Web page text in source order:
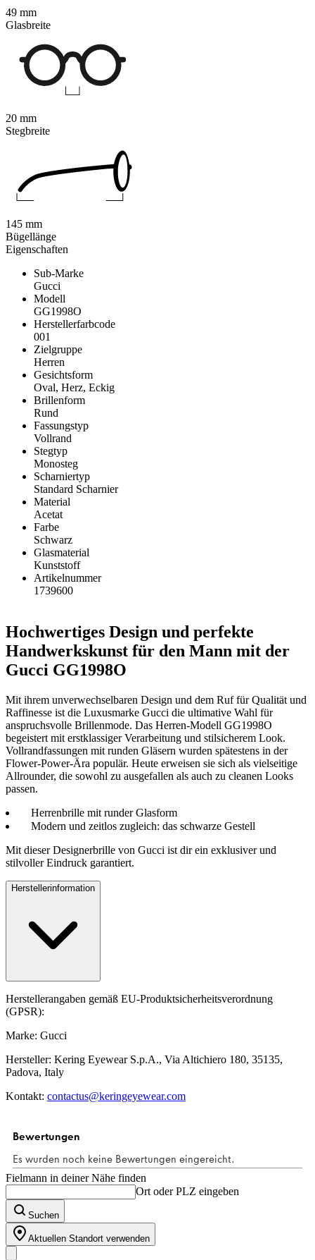
Eigenschaften
Sub-Marke
Gucci
Modell
GG1998O
Herstellerfarbcode
001
Zielgruppe
Herren
Gesichtsform
Oval, Herz, Eckig
Brillenform
Rund
Fassungstyp
Vollrand
Stegtyp
Monosteg
Scharniertyp
Standard Scharnier
Material
Acetat
Farbe
Schwarz
Glasmaterial
Kunststoff
Artikelnummer
1739600
Hochwertiges Design und perfekte
Handwerkskunst für den Mann mit der
Gucci GG1998O
Mit ihrem unverwechselbaren Design und dem Ruf für Qualität und
Raffinesse ist die Luxusmarke Gucci die ultimative Wahl für
anspruchsvolle Brillenmode. Das Herren-Modell GG1998O
begeistert mit erstklassiger Verarbeitung und stilsicherem Look.
Vollrandfassungen mit runden Gläsern wurden spätestens in der
Flower-Power-Ära populär. Heute erweisen sie sich als vielseitige
Allrounder, die sowohl zu ausgefallen als auch zu cleanen Looks
passen.
Herrenbrille mit runder Glasform
Modern und zeitlos zugleich: das schwarze Gestell
Mit dieser Designerbrille von Gucci ist dir ein exklusiver und
stilvoller Eindruck garantiert.
Herstellerinformation
Herstellerangaben gemäß EU-Produktsicherheitsverordnung
(GPSR):
Marke: Gucci
Hersteller: Kering Eyewear S.p.A., Via Altichiero 180, 35135,
Padova, Italy
Kontakt: contactus@keringeyewear.com
49 mm
Glasbreite
20 mm
Stegbreite
145 mm
Bügellänge
Fielmann in deiner Nähe finden
Ort oder PLZ eingeben
Suchen
Aktuellen Standort verwenden